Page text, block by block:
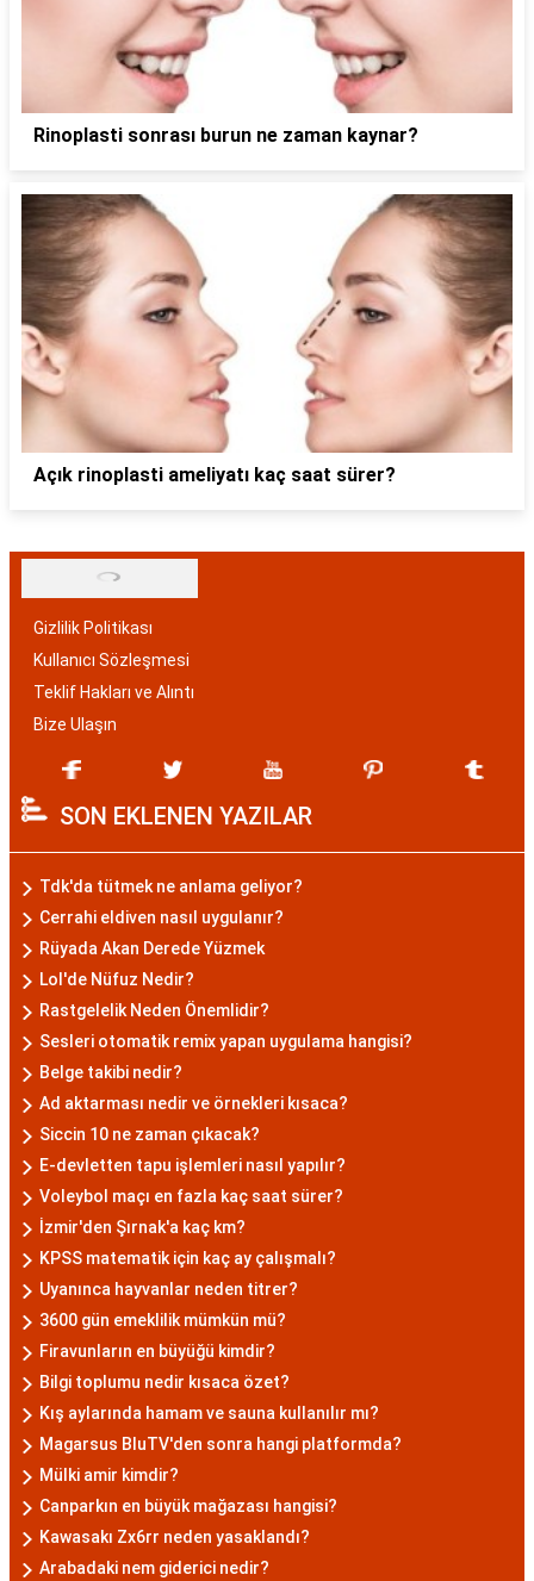
Rinoplasti sonrası burun ne zaman kaynar?
Açık rinoplasti ameliyatı kaç saat sürer?
Gizlilik Politikası
Kullanıcı Sözleşmesi
Teklif Hakları ve Alıntı
Bize Ulaşın
SON EKLENEN YAZILAR
Tdk'da tütmek ne anlama geliyor?
Cerrahi eldiven nasıl uygulanır?
Rüyada Akan Derede Yüzmek
Lol'de Nüfuz Nedir?
Rastgelelik Neden Önemlidir?
Sesleri otomatik remix yapan uygulama hangisi?
Belge takibi nedir?
Ad aktarması nedir ve örnekleri kısaca?
Siccin 10 ne zaman çıkacak?
E-devletten tapu işlemleri nasıl yapılır?
Voleybol maçı en fazla kaç saat sürer?
İzmir'den Şırnak'a kaç km?
KPSS matematik için kaç ay çalışmalı?
Uyanınca hayvanlar neden titrer?
3600 gün emeklilik mümkün mü?
Firavunların en büyüğü kimdir?
Bilgi toplumu nedir kısaca özet?
Kış aylarında hamam ve sauna kullanılır mı?
Magarsus BluTV'den sonra hangi platformda?
Mülki amir kimdir?
Canparkın en büyük mağazası hangisi?
Kawasakı Zx6rr neden yasaklandı?
Arabadaki nem giderici nedir?